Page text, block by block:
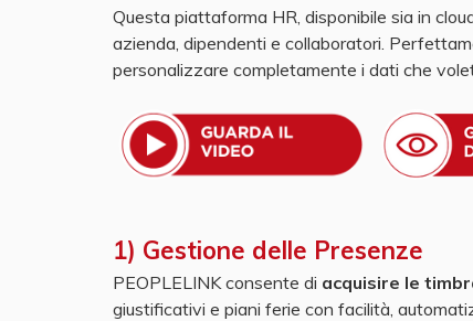
Questa piattaforma HR, disponibile sia in
azienda, dipendenti e collaboratori.
personalizzare completamente i dati che
1) Gestione delle Presenze
PEOPLELINK consente di acquisire le
giustificativi e piani ferie con facilità,